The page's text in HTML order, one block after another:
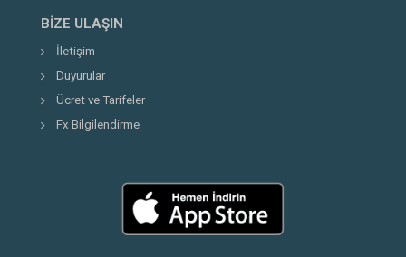
BIZE ULAŞIN
İletişim
Duyurular
Ücret ve Tarifeler
Fx Bilgilendirme